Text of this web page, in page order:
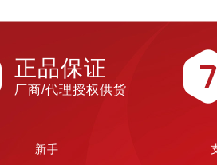
正品保证
厂商/代理授权供货
新手